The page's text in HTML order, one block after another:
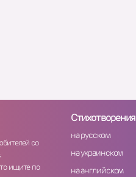
со
ищите по
Стихотворения
на русском
на украинском
на английском